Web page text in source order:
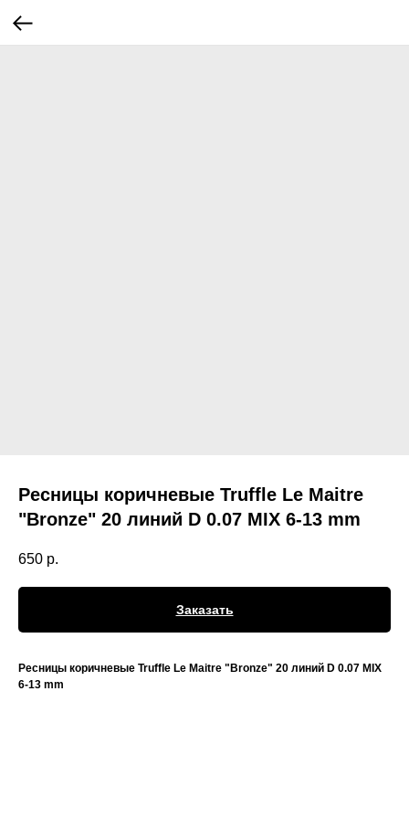
Ресницы коричневые Truffle Le Maitre
"Bronze" 20 линий D 0.07 MIX 6-13 mm
650 р.
Заказать
Ресницы коричневые Truffle Le Maitre "Bronze" 20 линий D 0.07 MIX
6-13 mm